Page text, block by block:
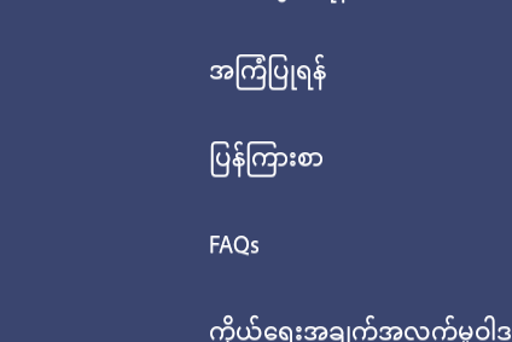
အကြံပြုရန်
ပြန်ကြားစာ
FAQs
ကိုယ်ရေးအချက်အလက်မူဝါဒ